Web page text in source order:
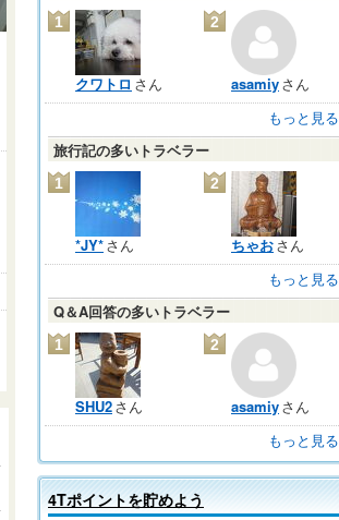
1
クワトロ さん
2
asamiyさん
もっと見る
旅行記の多いトラベラー
1
*JY*さん
2
ちゃおさん
もっと見る
Q＆A回答の多いトラベラー
1
SHU2さん
2
asamiyさん
もっと見る
4Tポイントを貯めよう